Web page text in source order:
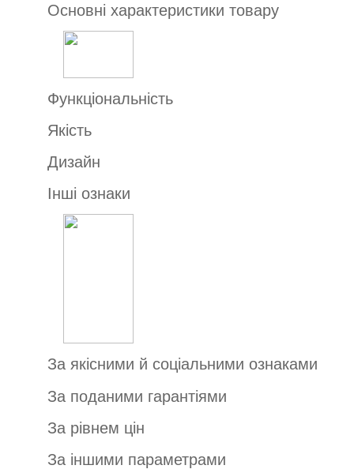
Основні характеристики товару
Функціональність
Якість
Дизайн
Інші ознаки
За якісними й соціальними ознаками
За поданими гарантіями
За рівнем цін
За іншими параметрами